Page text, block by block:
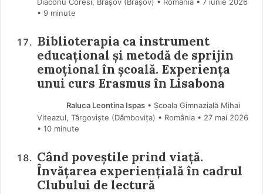
• 9 minute
Biblioterapia ca instrument
educațional și metodă de sprijin
emoțional în școală. Experiența
unui curs Erasmus în Lisabona
Raluca Leontina Ispas• Școala Gimnazială Mihai
Viteazul, Târgoviște (Dâmboviţa) • România
27 mai 2026
• 10 minute
Când poveștile prind viață.
Învățarea experiențială în cadrul
Clubului de lectură